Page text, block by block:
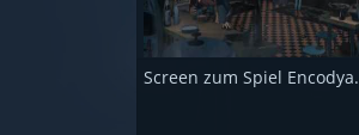
Screen zum Spiel Encodya.